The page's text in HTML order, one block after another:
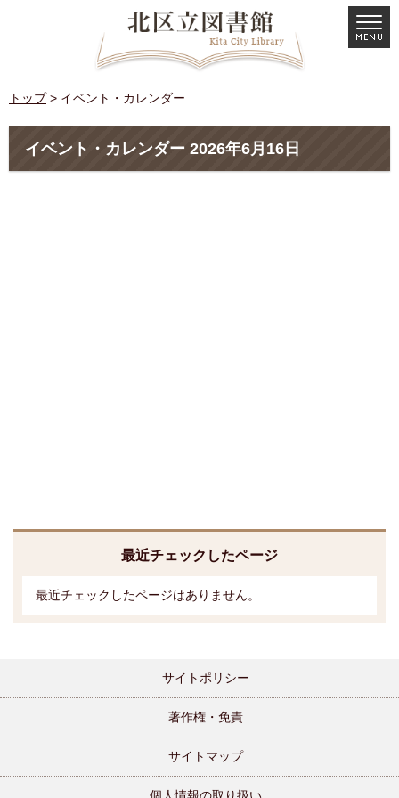
トップ> イベント・カレンダー
イベント・カレンダー 2026年6月16日
最近チェックしたページ
最近チェックしたページはありません。
サイトポリシー
著作権・免責
サイトマップ